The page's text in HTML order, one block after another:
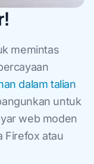
memintas
dalam talian
untuk
web moden
Firefox atau